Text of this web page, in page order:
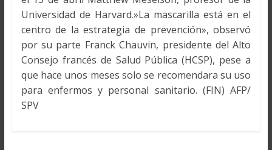
Universidad de Harvard.»La mascarilla está en el
centro de la estrategia de prevención», observó
por su parte Franck Chauvin, presidente del Alto
Consejo francés de Salud Pública (HCSP), pese a
que hace unos meses solo se recomendara su uso
para enfermos y personal sanitario. (FIN) AFP/
SPV